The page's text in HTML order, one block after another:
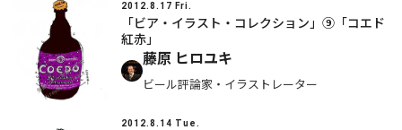
2012.8.17 Fri.
「ビア・イラスト・コレクション」⑨「コエド
紅赤」
藤原 ヒロユキ
ビール評論家・イラストレーター
2012.8.14 Tue.